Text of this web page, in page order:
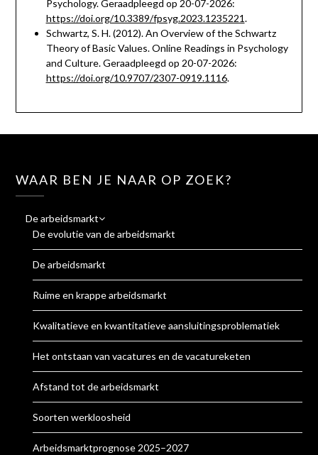
Psychology. Geraadpleegd op 20-07-2026:
https://doi.org/10.3389/fpsyg.2023.1235221.
Schwartz, S. H. (2012). An Overview of the Schwartz
Theory of Basic Values. Online Readings in Psychology
and Culture. Geraadpleegd op 20-07-2026:
https://doi.org/10.9707/2307-0919.1116.
WAAR BEN JE NAAR OP ZOEK?
De arbeidsmarkt
De evolutie van de arbeidsmarkt
De arbeidsmarkt
Ruime en krappe arbeidsmarkt
Kwalitatieve en kwantitatieve aansluitingsproblematiek
Het ontstaan van vacatures en de vacatureketen
Afstand tot de arbeidsmarkt
Soorten werkloosheid
Arbeidsmarktprognose 2025–2027